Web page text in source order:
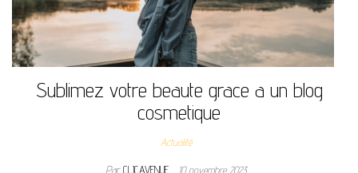
Sublimez votre beaute grace a un blog
cosmetique
Actualité
ParCLICAVENUE 10 novembre 2023